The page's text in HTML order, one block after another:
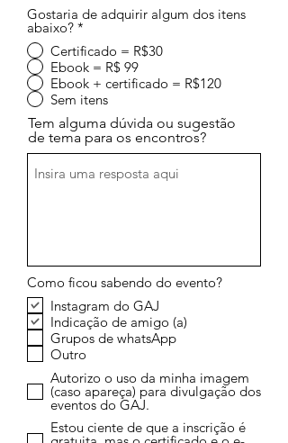
Gostaria de adquirir algum dos itens
abaixo? *
Certificado = R$30
Ebook = R$ 99
Ebook + certificado = R$120
Sem itens
Tem alguma dúvida ou sugestão
de tema para os encontros?
Como ficou sabendo do evento?
Instagram do GAJ
Indicação de amigo (a)
Grupos de whatsApp
Outro
Autorizo o uso da minha imagem
(caso apareça) para divulgação dos
eventos do GAJ.
Estou ciente de que a inscrição é